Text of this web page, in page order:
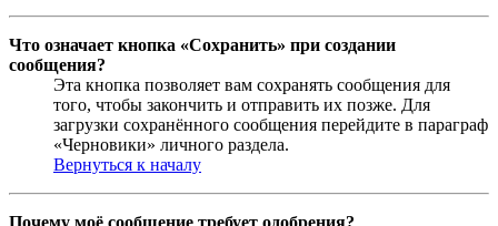
Что означает кнопка «Сохранить» при создании
сообщения?
Эта кнопка позволяет вам сохранять сообщения для
того, чтобы закончить и отправить их позже. Для
загрузки сохранённого сообщения перейдите в параграф
«Черновики» личного раздела.
Вернуться к началу
Почему моё сообщение требует одобрения?